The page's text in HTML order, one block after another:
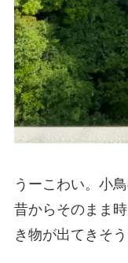
うーこわい。小
昔からそのまま
き物が出てきそう